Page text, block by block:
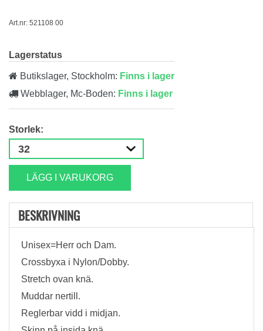
Art.nr: 521108 00
Lagerstatus
Butikslager, Stockholm: Finns i lager
Webblager, Mc-Boden: Finns i lager
Storlek:
LÄGG I VARUKORG
BESKRIVNING
Unisex=Herr och Dam.
Crossbyxa i Nylon/Dobby.
Stretch ovan knä.
Muddar nertill.
Reglerbar vidd i midjan.